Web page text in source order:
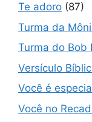
Te adoro (87)
Turma da
Turma do Bob
Versículo
Você é
Você no